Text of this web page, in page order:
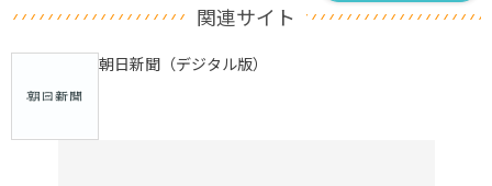
関連サイト
朝日新聞（デジタル版）